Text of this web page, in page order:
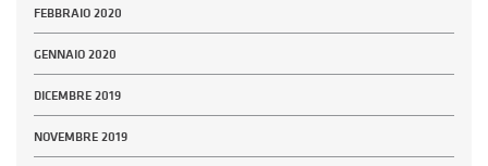
FEBBRAIO 2020
GENNAIO 2020
DICEMBRE 2019
NOVEMBRE 2019